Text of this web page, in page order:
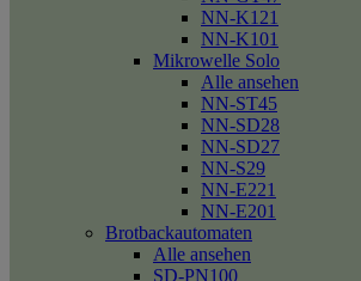
NN-K121
NN-K101
Mikrowelle Solo
Alle ansehen
NN-ST45
NN-SD28
NN-SD27
NN-S29
NN-E221
NN-E201
Brotbackautomaten
Alle ansehen
SD-PN100